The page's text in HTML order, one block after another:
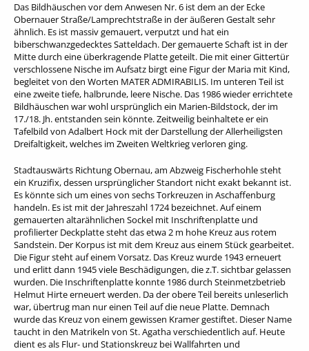
Das Bildhäuschen vor dem Anwesen Nr. 6 ist dem an der Ecke
Obernauer Straße/Lamprechtstraße in der äußeren Gestalt sehr
ähnlich. Es ist massiv gemauert, verputzt und hat ein
biberschwanzgedecktes Satteldach. Der gemauerte Schaft ist in der
Mitte durch eine überkragende Platte geteilt. Die mit einer Gittertür
verschlossene Nische im Aufsatz birgt eine Figur der Maria mit Kind,
begleitet von den Worten MATER ADMIRABILIS. Im unteren Teil ist
eine zweite tiefe, halbrunde, leere Nische. Das 1986 wieder errichtete
Bildhäuschen war wohl ursprünglich ein Marien-Bildstock, der im
17./18. Jh. entstanden sein könnte. Zeitweilig beinhaltete er ein
Tafelbild von Adalbert Hock mit der Darstellung der Allerheiligsten
Dreifaltigkeit, welches im Zweiten Weltkrieg verloren ging.
Stadtauswärts Richtung Obernau, am Abzweig Fischerhohle steht
ein Kruzifix, dessen ursprünglicher Standort nicht exakt bekannt ist.
Es könnte sich um eines von sechs Torkreuzen in Aschaffenburg
handeln. Es ist mit der Jahreszahl 1724 bezeichnet. Auf einem
gemauerten altarähnlichen Sockel mit Inschriftenplatte und
profilierter Deckplatte steht das etwa 2 m hohe Kreuz aus rotem
Sandstein. Der Korpus ist mit dem Kreuz aus einem Stück gearbeitet.
Die Figur steht auf einem Vorsatz. Das Kreuz wurde 1943 erneuert
und erlitt dann 1945 viele Beschädigungen, die z.T. sichtbar gelassen
wurden. Die Inschriftenplatte konnte 1986 durch Steinmetzbetrieb
Helmut Hirte erneuert werden. Da der obere Teil bereits unleserlich
war, übertrug man nur einen Teil auf die neue Platte. Demnach
wurde das Kreuz von einem gewissen Kramer gestiftet. Dieser Name
taucht in den Matrikeln von St. Agatha verschiedentlich auf. Heute
dient es als Flur- und Stationskreuz bei Wallfahrten und